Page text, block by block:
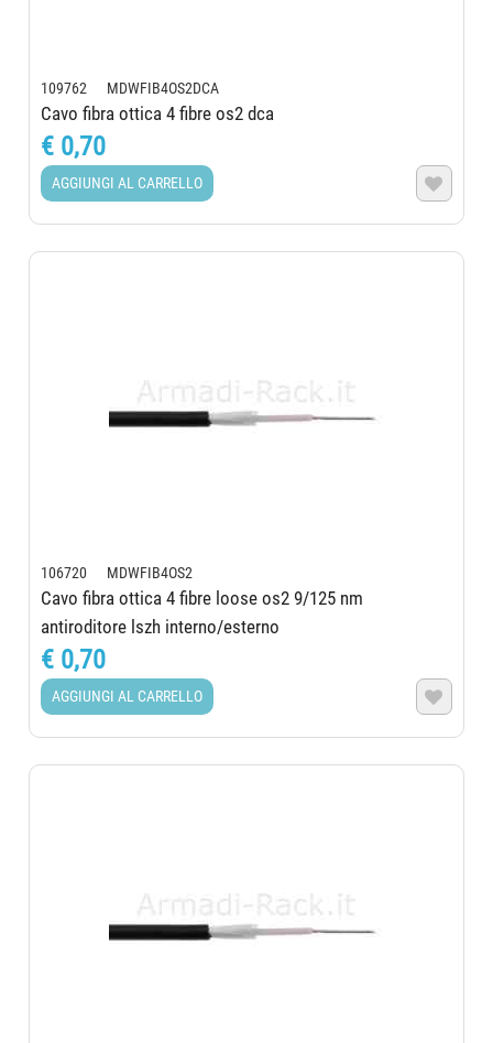
109762 MDWFIB4OS2DCA
Cavo fibra ottica 4 fibre os2 dca
€ 0,70
AGGIUNGI AL CARRELLO 
106720 MDWFIB4OS2
Cavo fibra ottica 4 fibre loose os2 9/125 nm
antiroditore lszh interno/esterno
€ 0,70
AGGIUNGI AL CARRELLO 